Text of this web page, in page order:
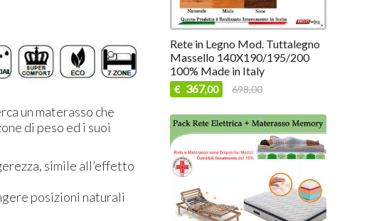
un materasso che
di peso ed i suoi
simile all’effetto
posizioni naturali
Rete in Legno Mod. Tuttalegno
Massello 140X190/195/200
100% Made in Italy
€ 367,00 698,00